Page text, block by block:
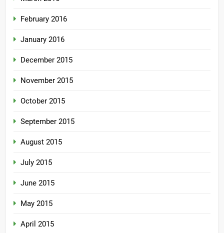
February 2016
January 2016
December 2015
November 2015
October 2015
September 2015
August 2015
July 2015
June 2015
May 2015
April 2015